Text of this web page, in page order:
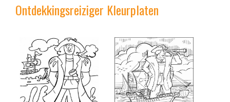
Ontdekkingsreiziger Kleurplaten